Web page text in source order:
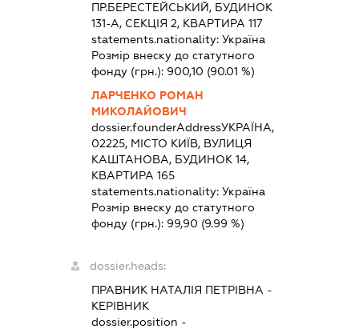
ПР.БЕРЕСТЕЙСЬКИЙ, БУДИНОК
131-А, СЕКЦІЯ 2, КВАРТИРА 117
statements.nationality:Україна
Розмір внеску до статутного
фонду (грн.): 900,10 (90.01 %)
ЛАРЧЕНКО РОМАН
МИКОЛАЙОВИЧ
dossier.founderAddressУКРАЇНА,
02225, МІСТО КИЇВ, ВУЛИЦЯ
КАШТАНОВА, БУДИНОК 14,
КВАРТИРА 165
statements.nationality:Україна
Розмір внеску до статутного
фонду (грн.): 99,90 (9.99 %)
dossier.heads:
ПРАВНИК НАТАЛІЯ ПЕТРІВНА -
КЕРІВНИК
dossier.position -